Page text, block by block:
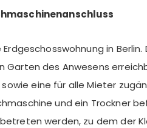
in Berlin.
Garten des Anwesens
eine für alle Mieter
und ein Trockner
werden, zu dem der